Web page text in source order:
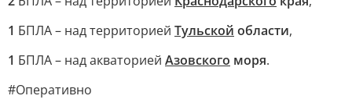
1 БПЛА – над территорией Тульской области,
1 БПЛА – над акваторией Азовского моря.
#Оперативно